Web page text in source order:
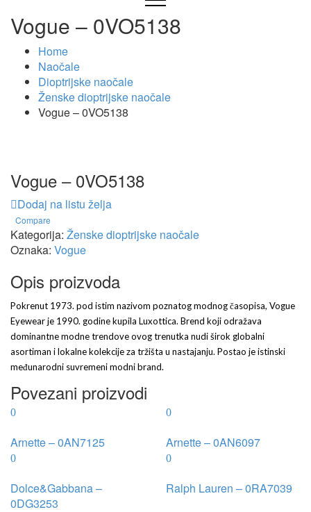
Vogue – 0VO5138
Home
Naočale
Dioptrijske naočale
Ženske dioptrijske naočale
Vogue – 0VO5138
Vogue – 0VO5138
Dodaj na listu želja
Compare
Kategorija: Ženske dioptrijske naočale
Oznaka: Vogue
Opis proizvoda
Pokrenut 1973. pod istim nazivom poznatog modnog časopisa, Vogue
Eyewear je 1990. godine kupila Luxottica. Brend koji odražava
dominantne modne trendove ovog trenutka nudi širok globalni
asortiman i lokalne kolekcije za tržišta u nastajanju. Postao je istinski
međunarodni suvremeni modni brand.
Povezani proizvodi
Arnette – 0AN7125 Arnette – 0AN6097
Dolce&Gabbana –
0DG3253
Ralph Lauren – 0RA7039